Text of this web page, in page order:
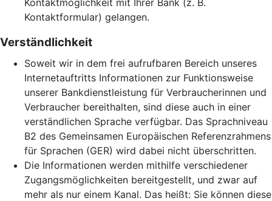
Kontaktmöglichkeit mit Ihrer Bank (z. B.
Kontaktformular) gelangen.
Verständlichkeit
Soweit wir in dem frei aufrufbaren Bereich unseres
Internetauftritts Informationen zur Funktionsweise
unserer Bankdienstleistung für Verbraucherinnen und
Verbraucher bereithalten, sind diese auch in einer
verständlichen Sprache verfügbar. Das Sprachniveau
B2 des Gemeinsamen Europäischen Referenzrahmens
für Sprachen (GER) wird dabei nicht überschritten.
Die Informationen werden mithilfe verschiedener
Zugangsmöglichkeiten bereitgestellt, und zwar auf
mehr als nur einem Kanal. Das heißt: Sie können diese